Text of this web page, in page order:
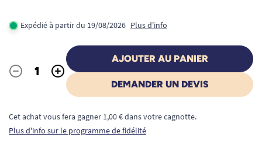
Expédié à partir du 19/08/2026 Plus d'info
Quantité
- +
AJOUTER AU PANIER
DEMANDER UN DEVIS
Cet achat vous fera gagner 1,00 € dans votre cagnotte.
Plus d'info sur le programme de fidélité